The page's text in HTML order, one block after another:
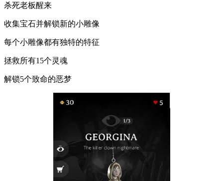
杀死老板醒来
收集宝石并解锁新的小雕像
每个小雕像都有独特的特征
拯救所有15个灵魂
解锁5个致命的恶梦